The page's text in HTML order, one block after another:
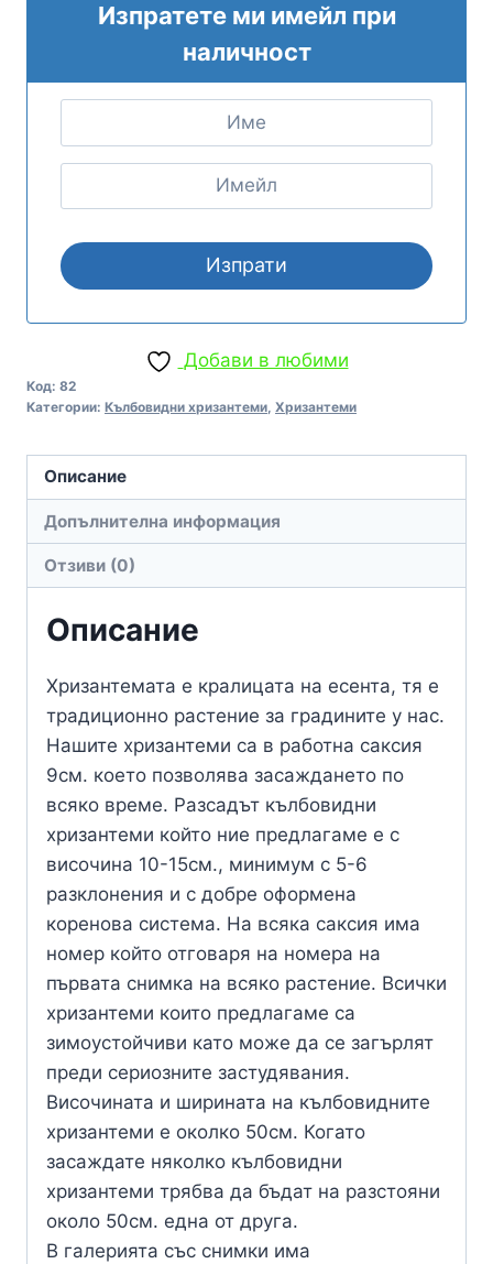
Изпратете ми имейл при
наличност
Добави в любими
Код: 82
Категории: Кълбовидни хризантеми Хризантеми
Описание
Допълнителна информация
Отзиви (0)
Описание
Хризантемата е кралицата на есента, тя е
традиционно растение за градините у нас.
Нашите хризантеми са в работна саксия
9см. което позволява засаждането по
всяко време. Разсадът кълбовидни
хризантеми който ние предлагаме е с
височина 10-15см., минимум с 5-6
разклонения и с добре оформена
коренова система. На всяка саксия има
номер който отговаря на номера на
първата снимка на всяко растение. Всички
хризантеми които предлагаме са
зимоустойчиви като може да се загърлят
преди сериозните застудявания.
Височината и ширината на кълбовидните
хризантеми е околко 50см. Когато
засаждате няколко кълбовидни
хризантеми трябва да бъдат на разстояни
около 50см. една от друга.
В галерията със снимки има